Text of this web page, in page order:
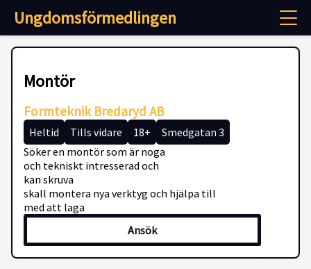
Ungdomsförmedlingen
Montör
Formteknik Bredaryd AB
Heltid Tills vidare 18+
Smedgatan 3
Söker en montör som är noga
och tekniskt intresserad och
kan skruva
skall montera nya verktyg och hjälpa till
med att laga
Ansök